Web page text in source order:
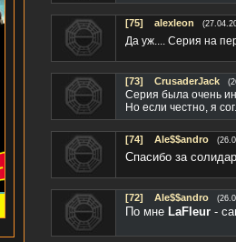
[75] alexleon
Да уж.... Серия на
[73] CrusaderJack
Серия была очень
Но если честно, я
[74] Ale$$andro
Спасибо за
[72] Ale$$andro
По мне LaFleur -